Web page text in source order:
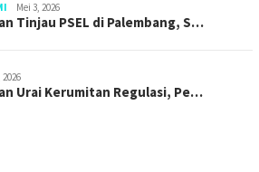
Mei 3, 2026
Tinjau PSEL di Palembang, S…
2026
Urai Kerumitan Regulasi, Pe…